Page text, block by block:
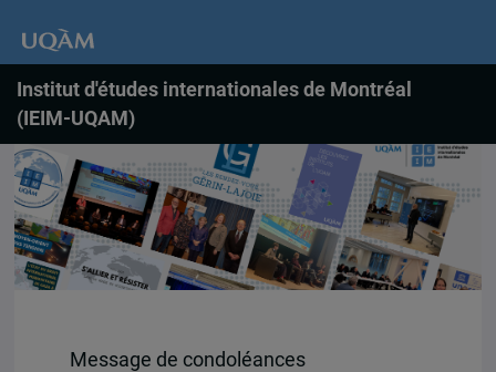
Institut d'études internationales de Montréal
(IEIM-UQAM)
Message de condoléances